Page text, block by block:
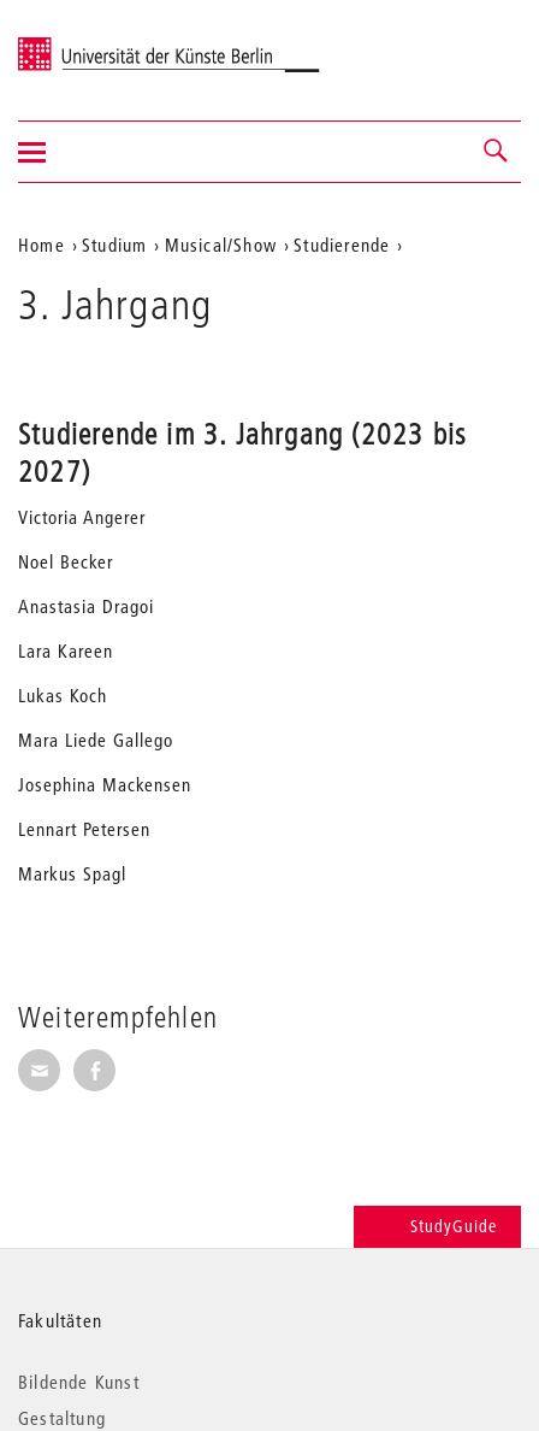
Universität der Künste Berlin
Navigation &
Suche
Navigation
ein-/ausblenden
Aktuelle
Position
auf
Home Studium Musical/Show Studierende
3. Jahrgang
Weiterempfehlen
Seite per E-Mail weiterempfehlen
Seite auf Facebook weiterempfehlen
Studierende im 3. Jahrgang (2023 bis
2027)
Victoria Angerer
Noel Becker
Anastasia Dragoi
Lara Kareen
Lukas Koch
Mara Liede Gallego
Josephina Mackensen
Lennart Petersen
Markus Spagl
StudyGuide
Weitere
Informationen
Fakultäten
Bildende Kunst
Gestaltung